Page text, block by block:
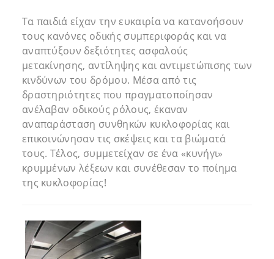
Τα παιδιά είχαν την ευκαιρία να κατανοήσουν
τους κανόνες οδικής συμπεριφοράς και να
αναπτύξουν δεξιότητες ασφαλούς
μετακίνησης, αντίληψης και αντιμετώπισης των
κινδύνων του δρόμου. Μέσα από τις
δραστηριότητες που πραγματοποίησαν
ανέλαβαν οδικούς ρόλους, έκαναν
αναπαράσταση συνθηκών κυκλοφορίας και
επικοινώνησαν τις σκέψεις και τα βιώματά
τους. Τέλος, συμμετείχαν σε ένα «κυνήγι»
κρυμμένων λέξεων και συνέθεσαν το ποίημα
της κυκλοφορίας!